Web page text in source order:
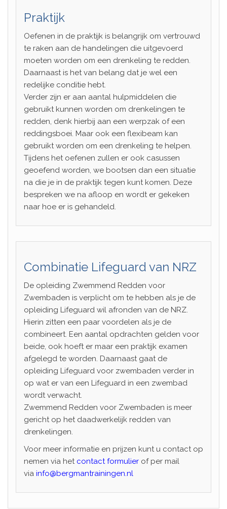
Praktijk
Oefenen in de praktijk is belangrijk om vertrouwd
te raken aan de handelingen die uitgevoerd
moeten worden om een drenkeling te redden.
Daarnaast is het van belang dat je wel een
redelijke conditie hebt.
Verder zijn er aan aantal hulpmiddelen die
gebruikt kunnen worden om drenkelingen te
redden, denk hierbij aan een werpzak of een
reddingsboei. Maar ook een flexibeam kan
gebruikt worden om een drenkeling te helpen.
Tijdens het oefenen zullen er ook casussen
geoefend worden, we bootsen dan een situatie
na die je in de praktijk tegen kunt komen. Deze
bespreken we na afloop en wordt er gekeken
naar hoe er is gehandeld.
Combinatie Lifeguard van NRZ
De opleiding Zwemmend Redden voor
Zwembaden is verplicht om te hebben als je de
opleiding Lifeguard wil afronden van de NRZ.
Hierin zitten een paar voordelen als je de
combineert. Een aantal opdrachten gelden voor
beide, ook hoeft er maar een praktijk examen
afgelegd te worden. Daarnaast gaat de
opleiding Lifeguard voor zwembaden verder in
op wat er van een Lifeguard in een zwembad
wordt verwacht.
Zwemmend Redden voor Zwembaden is meer
gericht op het daadwerkelijk redden van
drenkelingen.
Voor meer informatie en prijzen kunt u contact op
nemen via het contact formulier of per mail
via info@bergmantrainingen.nl